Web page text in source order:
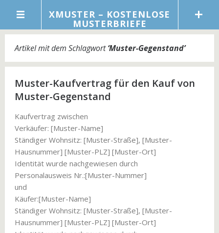
XMUSTER – KOSTENLOSE
MUSTERBRIEFE
Artikel mit dem Schlagwort‘Muster-Gegenstand’
Muster-Kaufvertrag für den Kauf von
Muster-Gegenstand
Kaufvertrag zwischen
Verkäufer: [Muster-Name]
Ständiger Wohnsitz: [Muster-Straße], [Muster-
Hausnummer] [Muster-PLZ] [Muster-Ort]
Identität wurde nachgewiesen durch
Personalausweis Nr.:[Muster-Nummer]
und
Käufer:[Muster-Name]
Ständiger Wohnsitz: [Muster-Straße], [Muster-
Hausnummer] [Muster-PLZ] [Muster-Ort]